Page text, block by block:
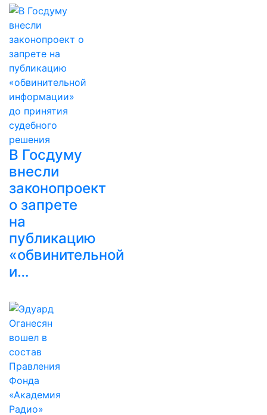
В Госдуму
внесли
законопроект
о запрете
на
публикацию
«обвинительной
и…